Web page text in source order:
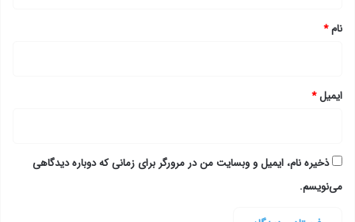
نام*
ایمیل*
ذخیره نام، ایمیل و وبسایت من در مرورگر برای زمانی که دوباره دیدگاهی
می‌نویسم.